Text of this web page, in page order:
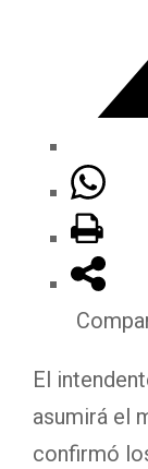
El
asumirá el
confirmó